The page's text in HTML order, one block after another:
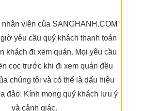
viên của SANGHANH.COM
yêu cầu quý khách thanh toán
khách đi xem quán. Mọi yêu cầu
cọc trước khi đi xem quán đều
chúng tôi và có thể là dấu hiệu
đảo. Kính mong quý khách lưu ý
và cảnh giác.